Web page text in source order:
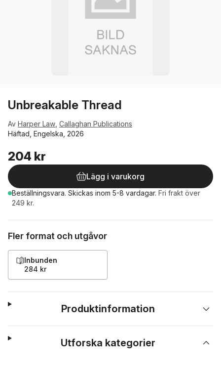
Unbreakable Thread
Av Harper Law Callaghan Publications
Häftad, Engelska, 2026
204 kr
Lägg i varukorg
Beställningsvara. Skickas inom 5-8 vardagar. Fri frakt över
249 kr.
Fler format och utgåvor
Inbunden
284 kr
Produktinformation
Utforska kategorier